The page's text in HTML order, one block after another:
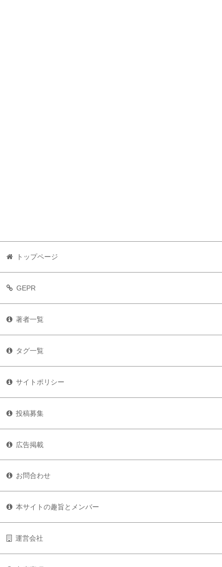
トップページ
GEPR
著者一覧
タグ一覧
サイトポリシー
投稿募集
広告掲載
お問合わせ
本サイトの趣旨とメンバー
運営会社